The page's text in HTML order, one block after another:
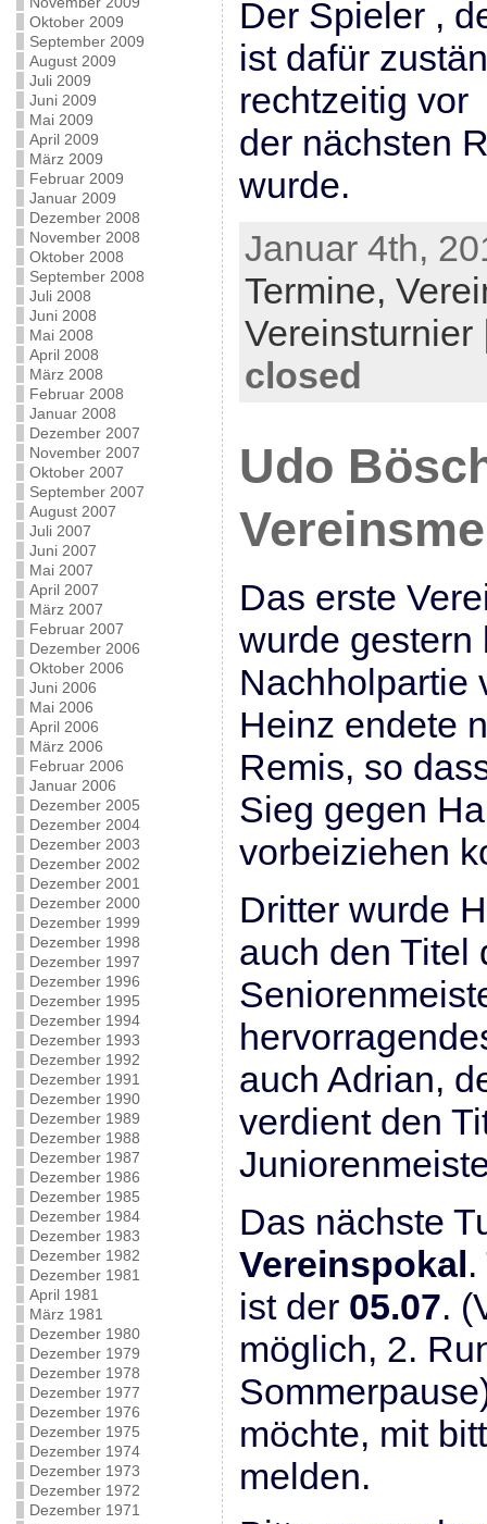
Oktober 2009
September 2009
August 2009
Juli 2009
Juni 2009
Mai 2009
April 2009
März 2009
Februar 2009
Januar 2009
Dezember 2008
November 2008
Oktober 2008
September 2008
Juli 2008
Juni 2008
Mai 2008
April 2008
März 2008
Februar 2008
Januar 2008
Dezember 2007
November 2007
Oktober 2007
September 2007
August 2007
Juli 2007
Juni 2007
Mai 2007
April 2007
März 2007
Februar 2007
Dezember 2006
Oktober 2006
Juni 2006
Mai 2006
April 2006
März 2006
Februar 2006
Januar 2006
Dezember 2005
Dezember 2004
Dezember 2003
Dezember 2002
Dezember 2001
Dezember 2000
Dezember 1999
Dezember 1998
Dezember 1997
Dezember 1996
Dezember 1995
Dezember 1994
Dezember 1993
Dezember 1992
Dezember 1991
Dezember 1990
Dezember 1989
Dezember 1988
Dezember 1987
Dezember 1986
Dezember 1985
Dezember 1984
Dezember 1983
Dezember 1982
Dezember 1981
April 1981
März 1981
Dezember 1980
Dezember 1979
Dezember 1978
Dezember 1977
Dezember 1976
Dezember 1975
Dezember 1974
Dezember 1973
Dezember 1972
Dezember 1971
Der Spieler ,
ist dafür
rechtzeitig vor
der nächsten
wurde.
Januar 4th,
Termine,
Vereinsturnier
closed
Udo
Das erste
wurde gestern
Nachholpartie
Heinz endete
Remis, so
Sieg gegen
vorbeiziehen
Dritter wurde
auch den Titel
auch Adrian,
verdient den
Das nächste
Vereinspokal
ist der 05.07.
möglich, 2.
möchte, mit
melden.